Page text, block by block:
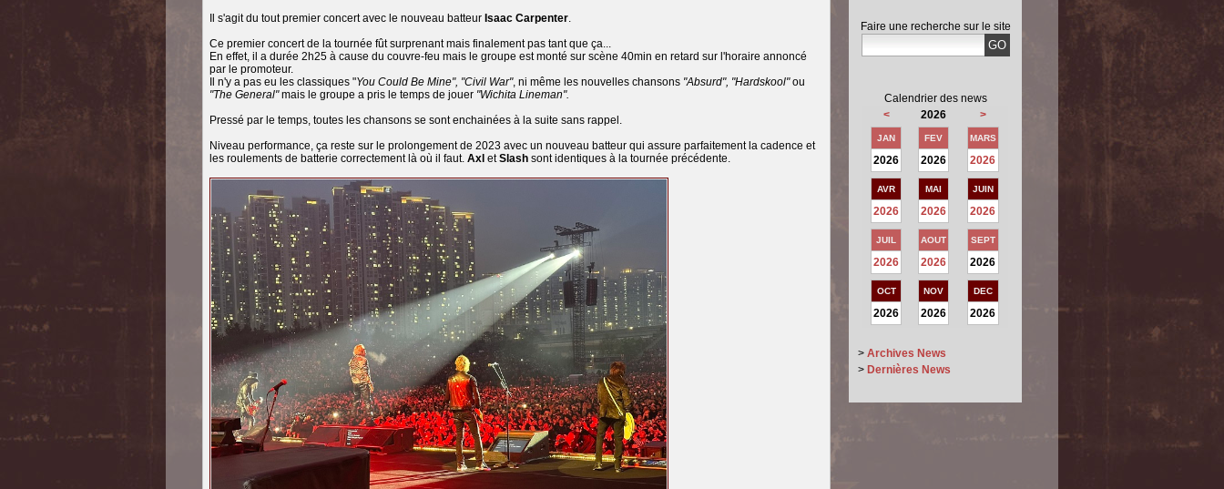
Il s'agit du tout premier concert avec le nouveau batteur Isaac Carpenter.
Ce premier concert de la tournée fût surprenant mais finalement pas tant que ça...
En effet, il a durée 2h25 à cause du couvre-feu mais le groupe est monté sur scène 40min en retard sur l'horaire annoncé
par le promoteur.
Il n'y a pas eu les classiques "You Could Be Mine", "Civil War", ni même les nouvelles chansons "Absurd", "Hardskool"ou
"The General"mais le groupe a pris le temps de jouer "Wichita Lineman".
Pressé par le temps, toutes les chansons se sont enchainées à la suite sans rappel.
Niveau performance, ça reste sur le prolongement de 2023 avec un nouveau batteur qui assure parfaitement la cadence et
les roulements de batterie correctement là où il faut. Axl etSlash sont identiques à la tournée précédente.
Faire une recherche sur le site
Calendrier des news
<
2026 >
JAN
2026
FEV
2026
MARS
2026
AVR
2026
MAI
2026
JUIN
2026
JUIL
2026
AOUT
2026
SEPT
2026
OCT
2026
NOV
2026
DEC
2026
> Archives News
> Dernières News